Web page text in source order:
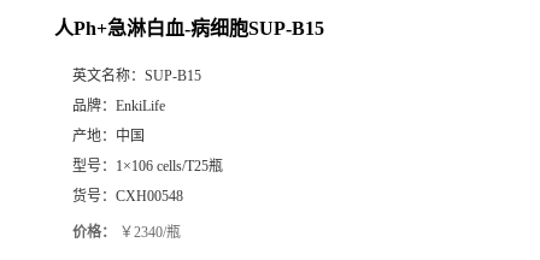
人Ph+急淋白血-病细胞SUP-B15
英文名称： SUP-B15
品牌： EnkiLife
产地： 中国
型号： 1×106 cells/T25瓶
货号： CXH00548
价格： ￥2340/瓶